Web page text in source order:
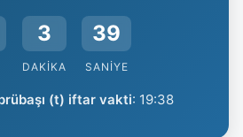
3
DAKIKA
39
SANIYE
(t) iftar vakti: 19:38